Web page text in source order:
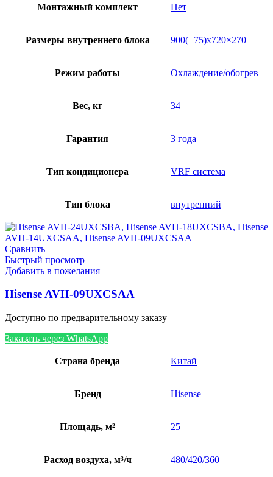
Монтажный комплект Нет
Размеры внутреннего блока 900(+75)х720×270
Режим работы Охлаждение/обогрев
Вес, кг 34
Гарантия 3 года
Тип кондиционера VRF система
Тип блока внутренний
Сравнить
Быстрый просмотр
Добавить в пожелания
Hisense AVH-09UXCSAA
Доступно по предварительному заказу
Заказать через WhatsApp
Страна бренда Китай
Бренд Hisense
Площадь, м² 25
Расход воздуха, м³/ч 480/420/360